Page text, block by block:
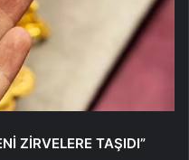
ZİRVELERE TAŞIDI”